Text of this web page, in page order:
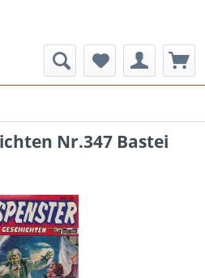
Nr.347 Bastei